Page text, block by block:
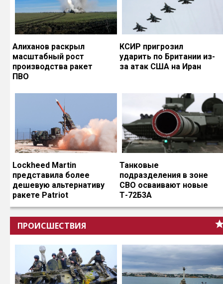
Алиханов раскрыл
масштабный рост
производства ракет
ПВО
КСИР пригрозил
ударить по Британии из-
за атак США на Иран
Lockheed Martin
представила более
дешевую альтернативу
ракете Patriot
Танковые
подразделения в зоне
СВО осваивают новые
Т-72Б3А
ПРОИСШЕСТВИЯ